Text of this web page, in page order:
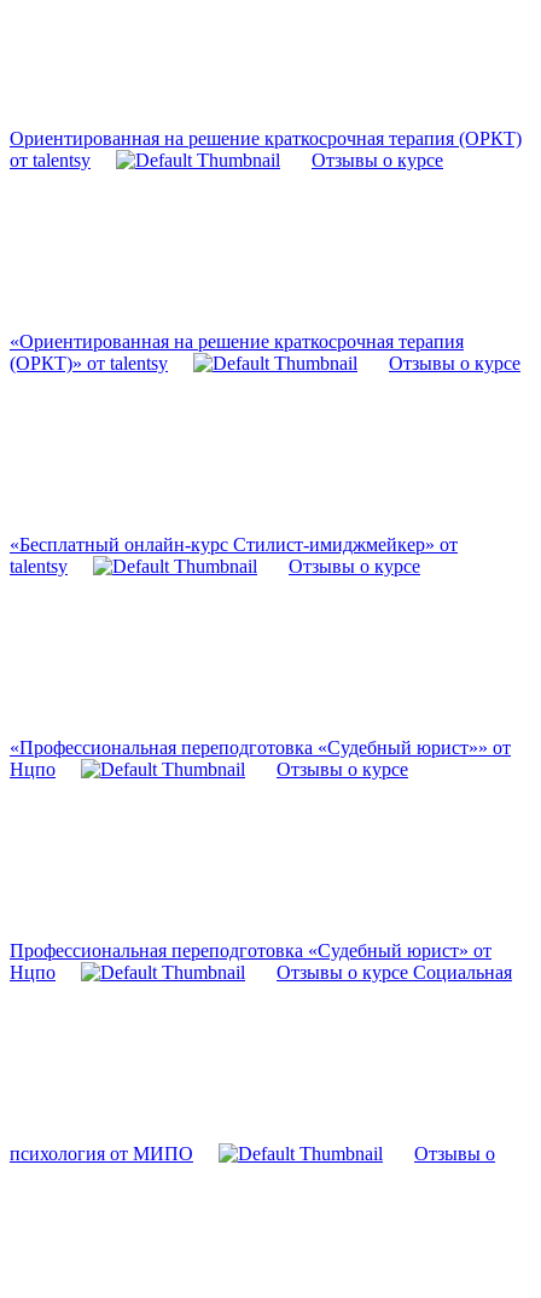
Ориентированная на решение краткосрочная терапия (ОРКТ)
от talentsy
Отзывы о курсе
«Ориентированная на решение краткосрочная терапия
(ОРКТ)» от talentsy
Отзывы о курсе
«Бесплатный онлайн-курс Стилист-имиджмейкер» от
talentsy
Отзывы о курсе
«Профессиональная переподготовка «Судебный юрист»» от
Нцпо
Отзывы о курсе
Профессиональная переподготовка «Судебный юрист» от
Нцпо
Отзывы о курсе Социальная
психология от МИПО Отзывы о